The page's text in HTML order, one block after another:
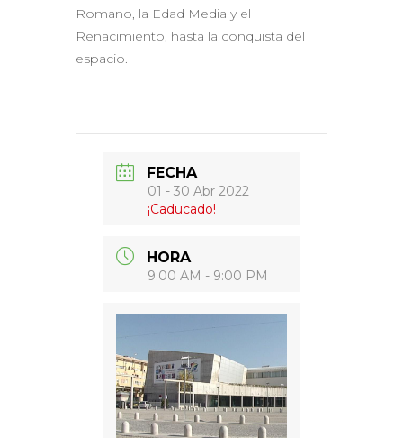
Romano, la Edad Media y el
Renacimiento, hasta la conquista del
espacio.
FECHA
01 - 30 Abr 2022
¡Caducado!
HORA
9:00 AM - 9:00 PM